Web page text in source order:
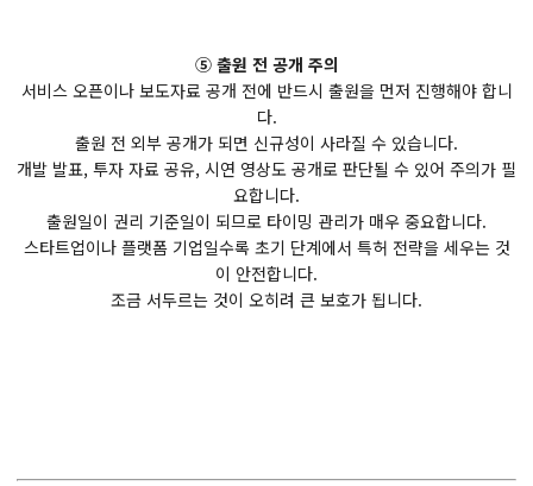
⑤ 출원 전 공개 주의
서비스 오픈이나 보도자료 공개 전에 반드시 출원을 먼저 진행해야 합니
다.
출원 전 외부 공개가 되면 신규성이 사라질 수 있습니다.
개발 발표, 투자 자료 공유, 시연 영상도 공개로 판단될 수 있어 주의가 필
요합니다.
출원일이 권리 기준일이 되므로 타이밍 관리가 매우 중요합니다.
스타트업이나 플랫폼 기업일수록 초기 단계에서 특허 전략을 세우는 것
이 안전합니다.
조금 서두르는 것이 오히려 큰 보호가 됩니다.